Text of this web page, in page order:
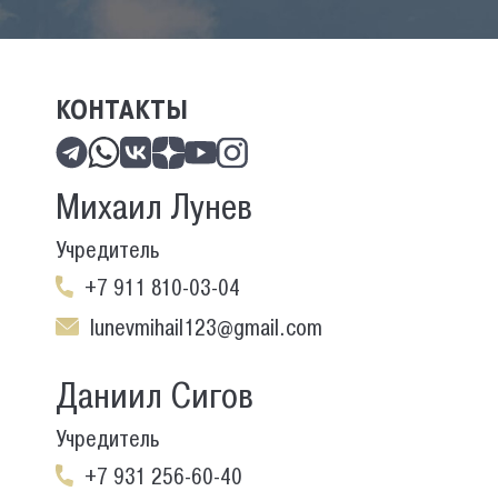
КОНТАКТЫ
Михаил Лунев
Учредитель
+7 911 810-03-04
lunevmihail123@gmail.com
Даниил Сигов
Учредитель
+7 931 256-60-40